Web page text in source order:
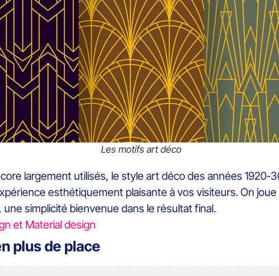
Les motifs art déco
largement utilisés, le style art déco des années 1920-
esthétiquement plaisante à vos visiteurs. On
simplicité bienvenue dans le résultat final.
et Material design
plus de place